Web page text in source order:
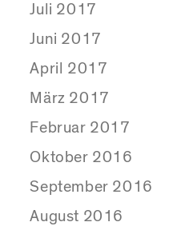
Juli 2017
Juni 2017
April 2017
März 2017
Februar 2017
Oktober 2016
September 2016
August 2016